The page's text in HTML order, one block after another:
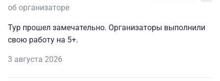
об организаторе
Тур прошел замечательно. Организаторы выполнили
свою работу на 5+.
3 августа 2026